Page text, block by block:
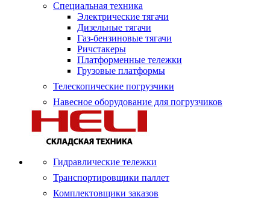
Специальная техника
Электрические тягачи
Дизельные тягачи
Газ-бензиновые тягачи
Ричстакеры
Платформенные тележки
Грузовые платформы
Телескопические погрузчики
Навесное оборудование для погрузчиков
Гидравлические тележки
Транспортировщики паллет
Комплектовщики заказов